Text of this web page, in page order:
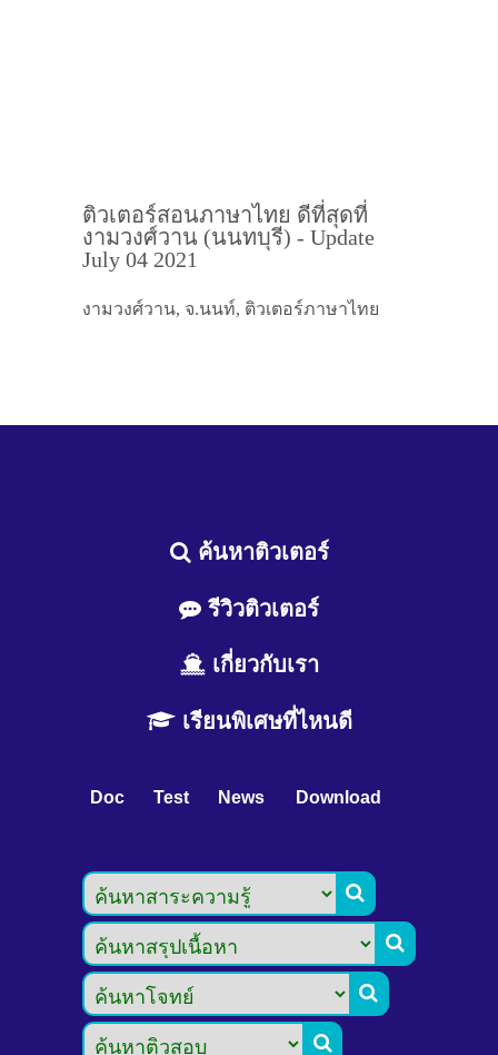
ติวเตอร์สอนภาษาไทย ดีที่สุดที่
งามวงศ์วาน (นนทบุรี) - Update
July 04 2021
งามวงศ์วาน, จ.นนท์, ติวเตอร์ภาษาไทย
ค้นหาติวเตอร์
รีวิวติวเตอร์
เกี่ยวกับเรา
เรียนพิเศษที่ไหนดี
Doc Test News Download



